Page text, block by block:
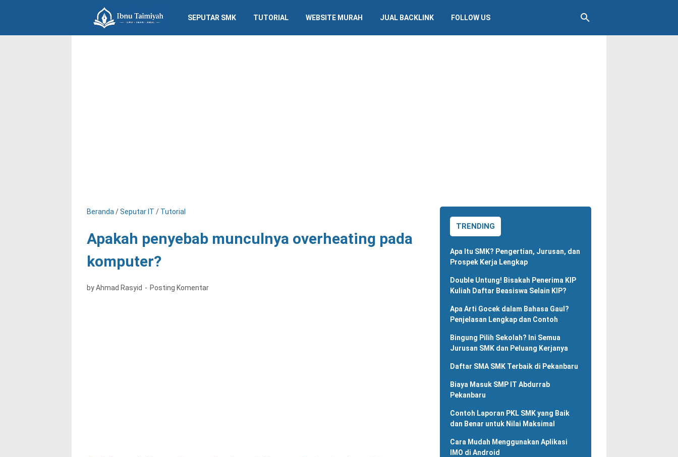
SEPUTAR SMK TUTORIAL WEBSITE MURAH JUAL BACKLINK FOLLOW US
Beranda /Seputar IT / Tutorial
Apakah penyebab munculnya overheating pada
komputer?
by Ahmad Rasyid Posting Komentar
TRENDING
Apa Itu SMK? Pengertian, Jurusan, dan
Prospek Kerja Lengkap
Double Untung! Bisakah Penerima KIP
Kuliah Daftar Beasiswa Selain KIP?
Apa Arti Gocek dalam Bahasa Gaul?
Penjelasan Lengkap dan Contoh
Bingung Pilih Sekolah? Ini Semua
Jurusan SMK dan Peluang Kerjanya
Daftar SMA SMK Terbaik di Pekanbaru
Biaya Masuk SMP IT Abdurrab
Pekanbaru
Contoh Laporan PKL SMK yang Baik
dan Benar untuk Nilai Maksimal
Cara Mudah Menggunakan Aplikasi
IMO di Android